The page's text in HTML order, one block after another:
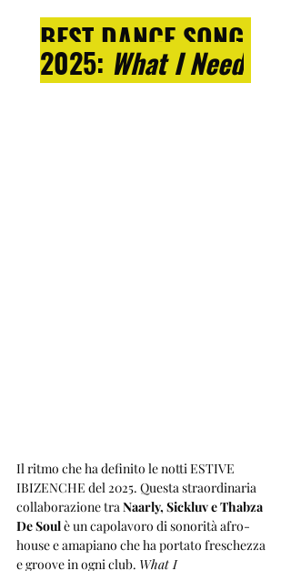
BEST DANCE SONG
2025: What I Need
Il ritmo che ha definito le notti ESTIVE
IBIZENCHE del 2025. Questa straordinaria
collaborazione tra Naarly, Sickluv e Thabza
De Soul è un capolavoro di sonorità afro-
house e amapiano che ha portato freschezza
e groove in ogni club. What I